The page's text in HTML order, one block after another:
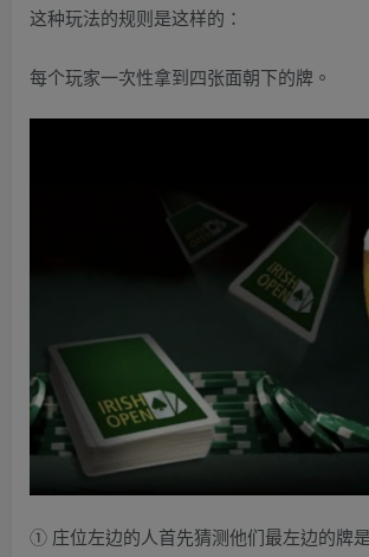
这种玩法的规则是这样的：
每个玩家一次性拿到四张面朝下的牌。
① 庄位左边的人首先猜测他们最左边的牌